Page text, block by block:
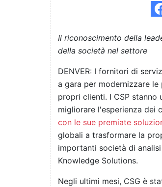
Il riconoscimento della
della società nel settore
DENVER: I fornitori di
a gara per modernizzare
propri clienti. I CSP
migliorare l'esperienza dei
con le sue premiate
globali a trasformare la
importanti società di
Knowledge Solutions.
Negli ultimi mesi, CSG è